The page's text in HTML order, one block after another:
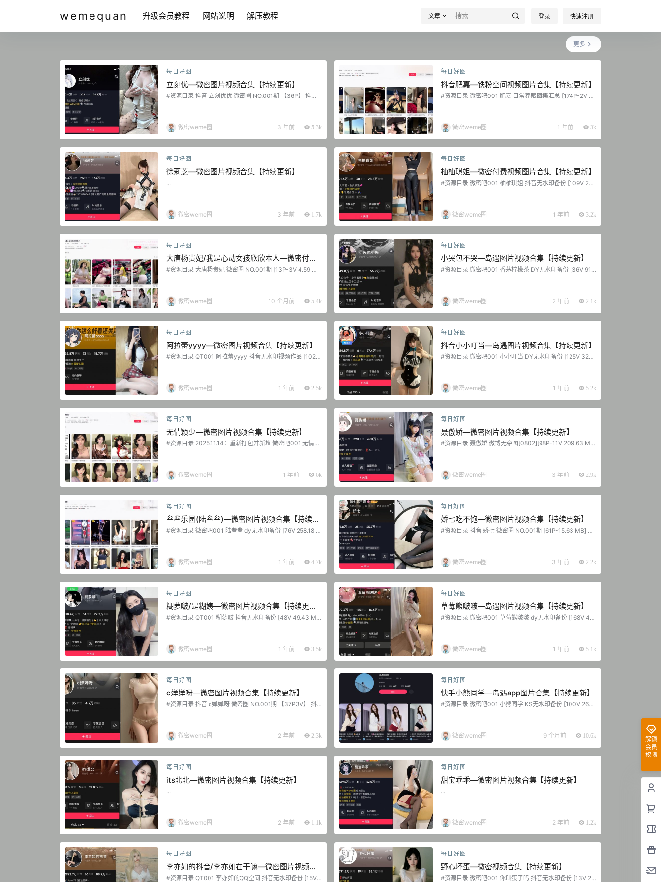
wemequan 升级会员教程 网站说明 解压教程 文章 登录 快速注册
更多
每日好图
立刻优—微密图片视频合集【持续更新】
#资源目录 抖音 立刻优优 微密圈 NO.001期 【36P】 抖音
优 微密圈 NO.006期 【28P】 抖音 立刻优优 微密圈 NO.00
微密weme圈 3 年前 5.3k
每日好图
抖音肥嘉—铁粉空间视频图片合集【持续更新】
#资源目录 微密吧001 肥嘉 日常养眼图集汇总 [174P-2V 7
音 肥嘉 铁粉空间 NO.004期 [40P-8.01 MB] 抖音…...
微密weme圈 1 年前 3k
每日好图
徐莉芝—微密图片视频合集【持续更新】
...
微密weme圈 3 年前 1.7k
每日好图
柚柚琪姐—微密付费视频图片合集【持续更新】
#资源目录 微密吧001 柚柚琪姐 抖音无水印备份 [109V 21
微密weme圈 1 年前 3.2k
每日好图
大唐杨贵妃/我是心动女孩欣欣本人—微密付费
圈子作品合集【持续更新】
#资源目录 大唐杨贵妃 微密圈 NO.001期 [13P-3V 4.59 M
微密weme圈 10 个月前 5.4k
每日好图
小哭包不哭—岛遇图片视频合集【持续更新】
#资源目录 微密吧001 香茅柠檬茶 DY无水印备份 [36V 91.7
小哭包不哭 岛遇 NO.002期 [18P-2V 4.03 MB] 抖音 小哭包
微密weme圈 2 年前 2.1k
每日好图
阿拉蕾yyyy—微密图片视频合集【持续更新】
#资源目录 QT001 阿拉蕾yyyy 抖音无水印视频作品 [102V
P】 抖音 阿拉蕾 铁粉空间 NO.005期 【30V】 2025.08.03
微密weme圈 1 年前 2.5k
每日好图
抖音小小叮当—岛遇图片视频合集【持续更新】
#资源目录 微密吧001 小小叮当 DY无水印备份 [125V 325.
微密weme圈 1 年前 5.2k
每日好图
无情颖少—微密图片视频合集【持续更新】
#资源目录 2025.11.14：重新打包并新增 微密吧001 无情小
少 日常养眼图集 [228P-3V 73.91 MB] 微密吧005 无情颖
微密weme圈 1 年前 6k
每日好图
聂傲娇—微密图片视频合集【持续更新】
#资源目录 聂傲娇 微博无杂图[0802][98P-11V 209.63 MB]
密圈 NO.003期 【69P】 抖音 聂傲娇 微密圈 NO.004期
微密weme圈 3 年前 2.9k
每日好图
叁叁乐园(陆叁叁)—微密图片视频合集【持续更
新】
#资源目录 微密吧001 陆叁叁 dy无水印备份 [76V 258.18 M
2 MB]...微密weme圈 1 年前 4.7k
每日好图
娇七吃不饱—微密图片视频合集【持续更新】
#资源目录 抖音 娇七 微密圈 NO.001期 [61P-15.63 MB] 抖
MB] 抖音 娇七 微密圈 NO.006期 [40P-43.25 M…...
微密weme圈 3 年前 2.2k
每日好图
糊萝啵/是糊姨—微密图片视频合集【持续更
新】
#资源目录 QT001 糊萝啵 抖音无水印备份 [48V 49.43 M
O.002期 [52P-2V 19.27 MB] 2024.12.02 抖音 糊萝啵
微密weme圈 1 年前 3.5k
每日好图
草莓熊啵啵—岛遇图片视频合集【持续更新】
#资源目录 微密吧001 草莓熊啵啵 dy无水印备份 [168V 48
微密weme圈
1 年前 5.1k
每日好图
c婵婵呀—微密图片视频合集【持续更新】
#资源目录 抖音 c婵婵呀 微密圈 NO.001期 【37P3V】 抖
24.09.21 抖音 c婵婵呀 微密圈 NO.006期 【38P】...
微密weme圈 2 年前 2.3k
每日好图
快手小熊同学—岛遇app图片合集【持续更新】
#资源目录 微密吧001 小熊同学 KS无水印备份 [100V 260.
微密weme圈 9 个月前 10.6k
每日好图
its北北—微密图片视频合集【持续更新】
...
微密weme圈 2 年前 1.1k
每日好图
甜宝乖乖—微密图片视频合集【持续更新】
...
微密weme圈 2 年前 1.2k
每日好图
李亦如的抖音/李亦如在干嘛—微密图片视频合
集【持续更新】
#资源目录 QT001 李亦如的QQ空间 抖音无水印备份 [15V 5
每日好图
野心坏蛋—微密视频合集【持续更新】
#资源目录 微密吧001 你叫蛋子吗 抖音无水印备份 [13V 21.
解锁
会员
权限